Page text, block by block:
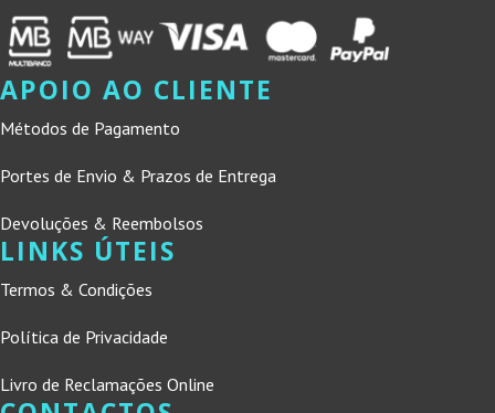
APOIO AO CLIENTE
Métodos de Pagamento
Portes de Envio & Prazos de Entrega
Devoluções & Reembolsos
LINKS ÚTEIS
Termos & Condições
Política de Privacidade
Livro de Reclamações Online